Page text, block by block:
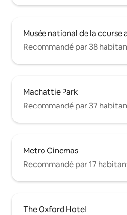
Musée national de la course
Recommandé par 38
Machattie Park
Recommandé par 37
Metro Cinemas
Recommandé par 17
The Oxford Hotel